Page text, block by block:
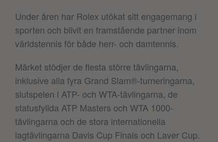
Under åren har Rolex utökat sitt engagemang i
sporten och blivit en framstående partner inom
världstennis för både herr- och damtennis.
Märket stödjer de flesta större tävlingarna,
inklusive alla fyra Grand Slam®-turneringarna,
slutspelen i ATP- och WTA-tävlingarna, de
statusfyllda ATP Masters och WTA 1000-
tävlingarna och de stora internationella
lagtävlingarna Davis Cup Finals och Laver Cup.